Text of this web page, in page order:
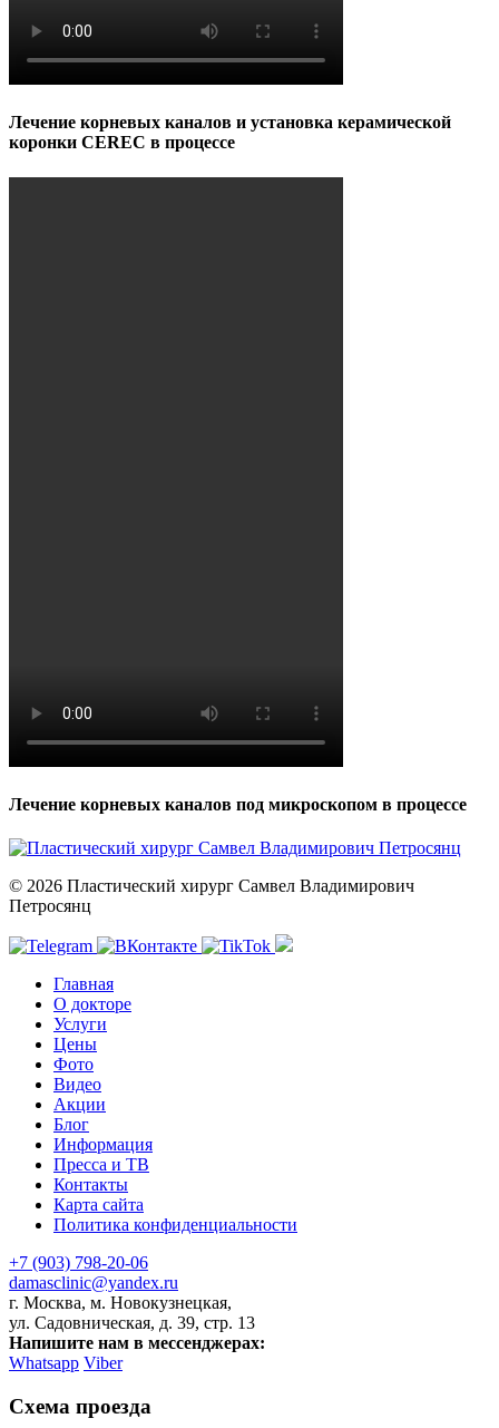
Лечение корневых каналов и установка керамической
коронки CEREC в процессе
Лечение корневых каналов под микроскопом в процессе
© 2026 Пластический хирург Самвел Владимирович
Петросянц
Главная
О докторе
Услуги
Цены
Фото
Видео
Акции
Блог
Информация
Пресса и ТВ
Контакты
Карта сайта
Политика конфиденциальности
+7 (903) 798-20-06
damasclinic@yandex.ru
г. Москва, м. Новокузнецкая,
ул. Садовническая, д. 39, стр. 13
Напишите нам в мессенджерах:
Whatsapp Viber
Схема проезда